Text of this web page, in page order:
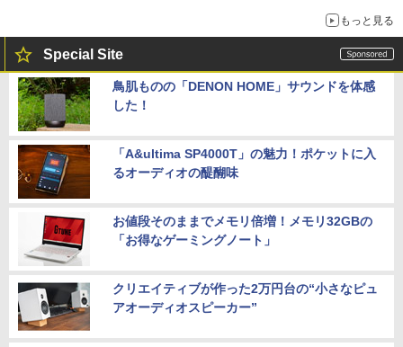
もっと見る
Special Site
鳥肌ものの「DENON HOME」サウンドを体感
した！
「A&ultima SP4000T」の魅力！ポケットに入
るオーディオの醍醐味
お値段そのままでメモリ倍増！メモリ32GBの
「お得なゲーミングノート」
クリエイティブが作った2万円台の“小さなピュ
アオーディオスピーカー”